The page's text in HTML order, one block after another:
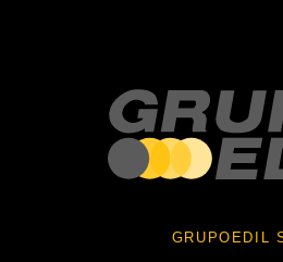
GRUPOEDIL